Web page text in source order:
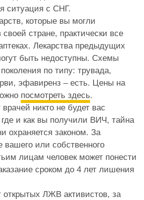
ситуация с СНГ.
которые вы могли
стране, практически все
Лекарства предыдущих
быть недоступны. Схемы
поколения по типу: трувада,
эфавиренз – есть. Цены на
посмотреть здесь.
никто не будет вас
и как вы получили ВИЧ, тайна
охраняется законом. За
вашего или собственного
лицам человек может понести
сроком до 4 лет лишения
открытых ЛЖВ активистов, за